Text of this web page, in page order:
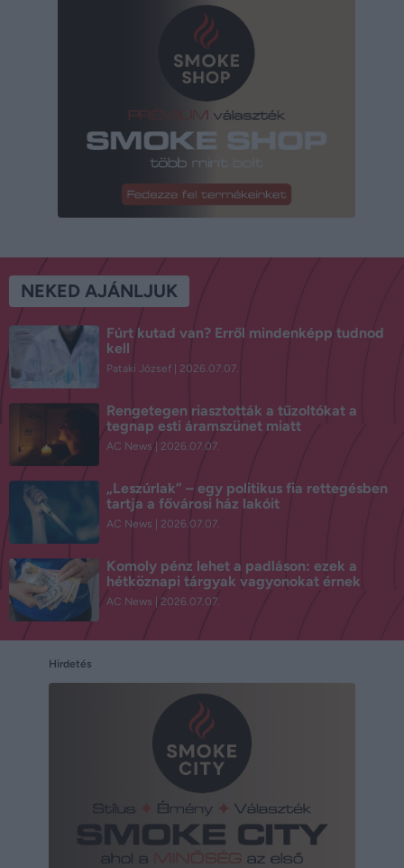
NEKED AJÁNLJUK
Fúrt kutad van? Erről mindenképp tudnod
kell
Pataki József 2026.07.07.
Rengetegen riasztották a tűzoltókat a
tegnap esti áramszünet miatt
AC News 2026.07.07.
„Leszúrlak” – egy politikus fia rettegésben
tartja a fővárosi ház lakóit
AC News 2026.07.07.
Komoly pénz lehet a padláson: ezek a
hétköznapi tárgyak vagyonokat érnek
AC News 2026.07.07.
Hirdetés